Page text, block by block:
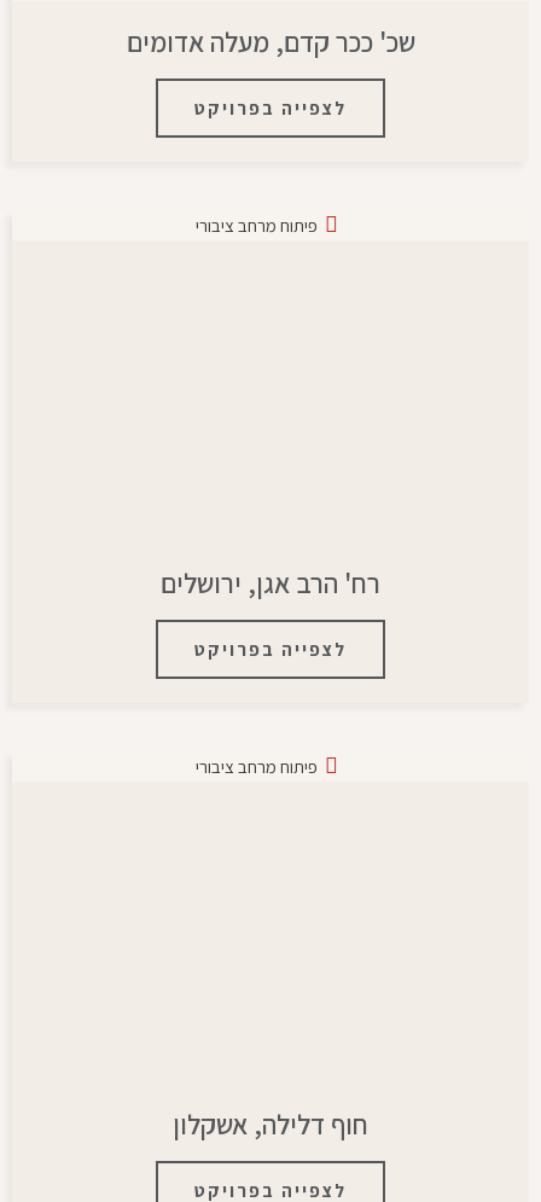
שכ' ככר קדם, מעלה אדומים
לצפייה בפרויקט
פיתוח מרחב ציבורי
רח' הרב אגן, ירושלים
לצפייה בפרויקט
פיתוח מרחב ציבורי
חוף דלילה, אשקלון
לצפייה בפרויקט